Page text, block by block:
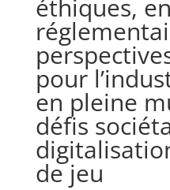
éthiques,
pour
en pleine
défis
de jeu